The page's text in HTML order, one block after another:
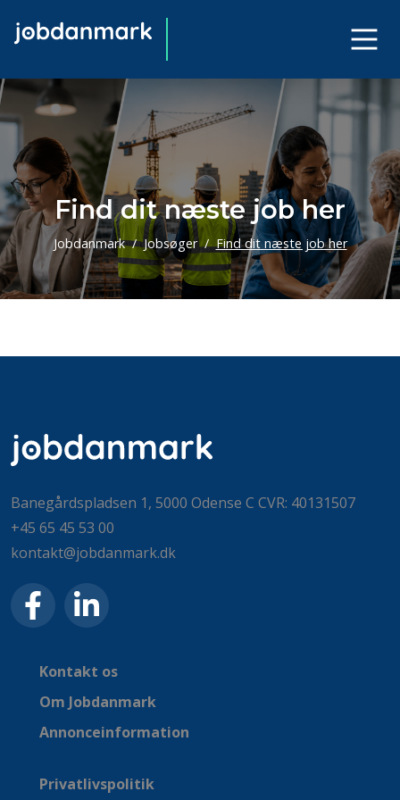
Find dit næste job her
Jobdanmark Jobsøger Find dit næste job her
Banegårdspladsen 1, 5000 Odense C CVR: 40131507
+45 65 45 53 00
kontakt@jobdanmark.dk
Kontakt os
Om Jobdanmark
Annonceinformation
Privatlivspolitik